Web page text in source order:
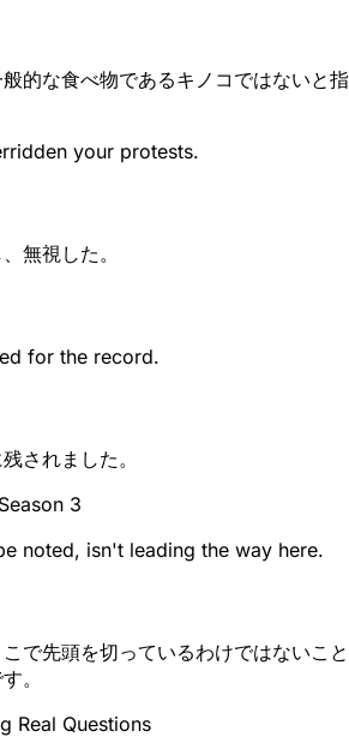
的な食べ物であるキノコではないと指
your protests.
無視した。
for the record.
されました。
3
noted, isn't leading the way here.
で先頭を切っているわけではないこと
。
Real Questions